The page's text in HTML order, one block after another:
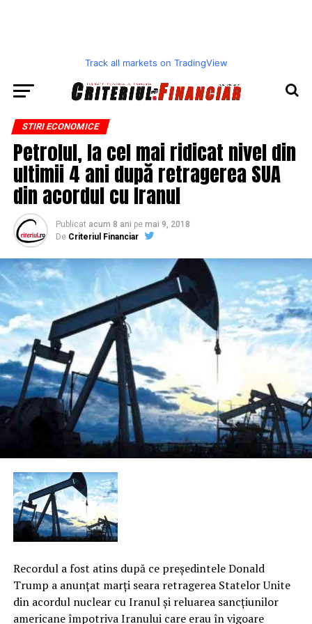
Track all markets on TradingView
STIRI ECONOMICE
Petrolul, la cel mai ridicat nivel din
ultimii 4 ani după retragerea SUA
din acordul cu Iranul
Publicat acum 8 ani pe mai 9, 2018
De Criteriul Financiar
Recordul a fost atins după ce preşedintele Donald
Trump a anunţat marţi seara retragerea Statelor Unite
din acordul nuclear cu Iranul şi reluarea sancţiunilor
americane împotriva Iranului care erau în vigoare